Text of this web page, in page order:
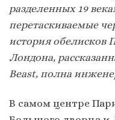
разделенных 19
перетаскиваемые
история
Лондона,
Beast, полна
В самом центре